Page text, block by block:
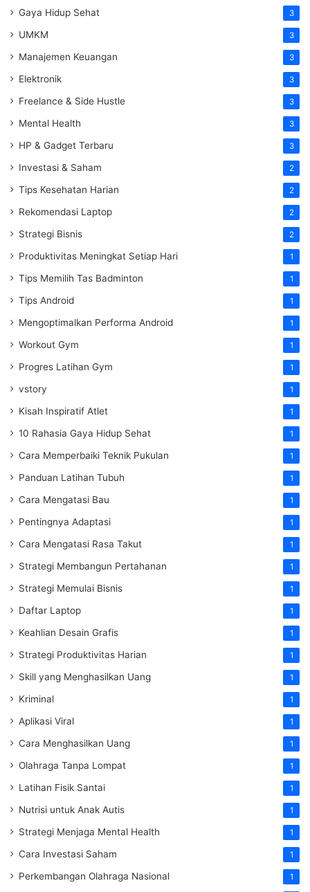
Gaya Hidup Sehat 3
UMKM 3
Manajemen Keuangan 3
Elektronik 3
Freelance & Side Hustle 3
Mental Health 3
HP & Gadget Terbaru 3
Investasi & Saham 2
Tips Kesehatan Harian 2
Rekomendasi Laptop 2
Strategi Bisnis 2
Produktivitas Meningkat Setiap Hari 1
Tips Memilih Tas Badminton 1
Tips Android 1
Mengoptimalkan Performa Android 1
Workout Gym 1
Progres Latihan Gym 1
vstory 1
Kisah Inspiratif Atlet 1
10 Rahasia Gaya Hidup Sehat 1
Cara Memperbaiki Teknik Pukulan 1
Panduan Latihan Tubuh 1
Cara Mengatasi Bau 1
Pentingnya Adaptasi 1
Cara Mengatasi Rasa Takut 1
Strategi Membangun Pertahanan 1
Strategi Memulai Bisnis 1
Daftar Laptop 1
Keahlian Desain Grafis 1
Strategi Produktivitas Harian 1
Skill yang Menghasilkan Uang 1
Kriminal 1
Aplikasi Viral 1
Cara Menghasilkan Uang 1
Olahraga Tanpa Lompat 1
Latihan Fisik Santai 1
Nutrisi untuk Anak Autis 1
Strategi Menjaga Mental Health 1
Cara Investasi Saham 1
Perkembangan Olahraga Nasional 1